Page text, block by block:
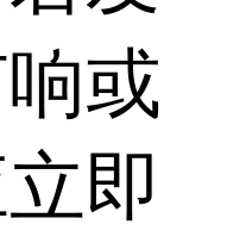
或
即